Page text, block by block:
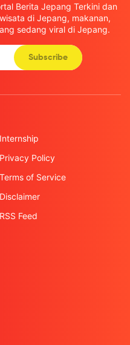
Berita Jepang Terkini dan
di Jepang, makanan,
sedang viral di Jepang.
Subscribe
Internship
Privacy Policy
Terms of Service
Disclaimer
RSS Feed